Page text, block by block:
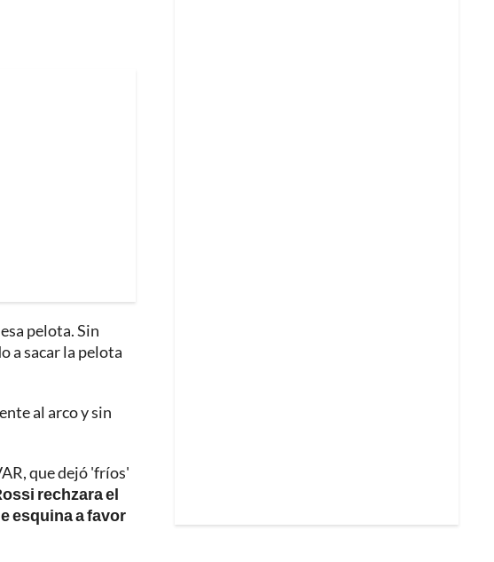
pelota. Sin
a sacar la pelota
al arco y sin
que dejó 'fríos'
rechzara el
esquina a favor